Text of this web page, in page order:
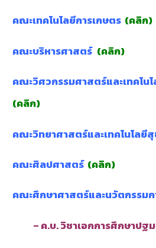
คณะเทคโนโลยีการเกษตร (คลิก)
คณะบริหารศาสตร์ (คลิก)
คณะวิศวกรรมศาสตร์และเทคโน
(คลิก)
คณะวิทยาศาสตร์และเทคโนโลยี
คณะศิลปศาสตร์ (คลิก)
คณะศึกษาศาสตร์และนวัตกรรม
– ค.บ. วิชาเอกการศึกษาปฐ